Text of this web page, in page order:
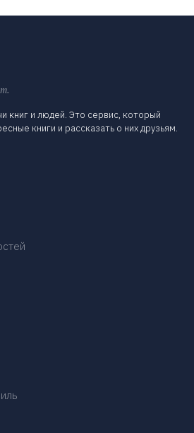
книг и людей. Это сервис, который
книги и рассказать о них друзьям.